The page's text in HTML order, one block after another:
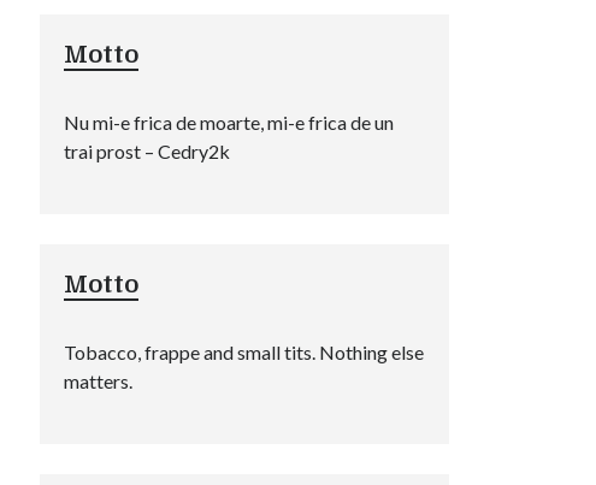
Motto
Nu mi-e frica de moarte, mi-e frica de un
trai prost – Cedry2k
Motto
Tobacco, frappe and small tits. Nothing else
matters.